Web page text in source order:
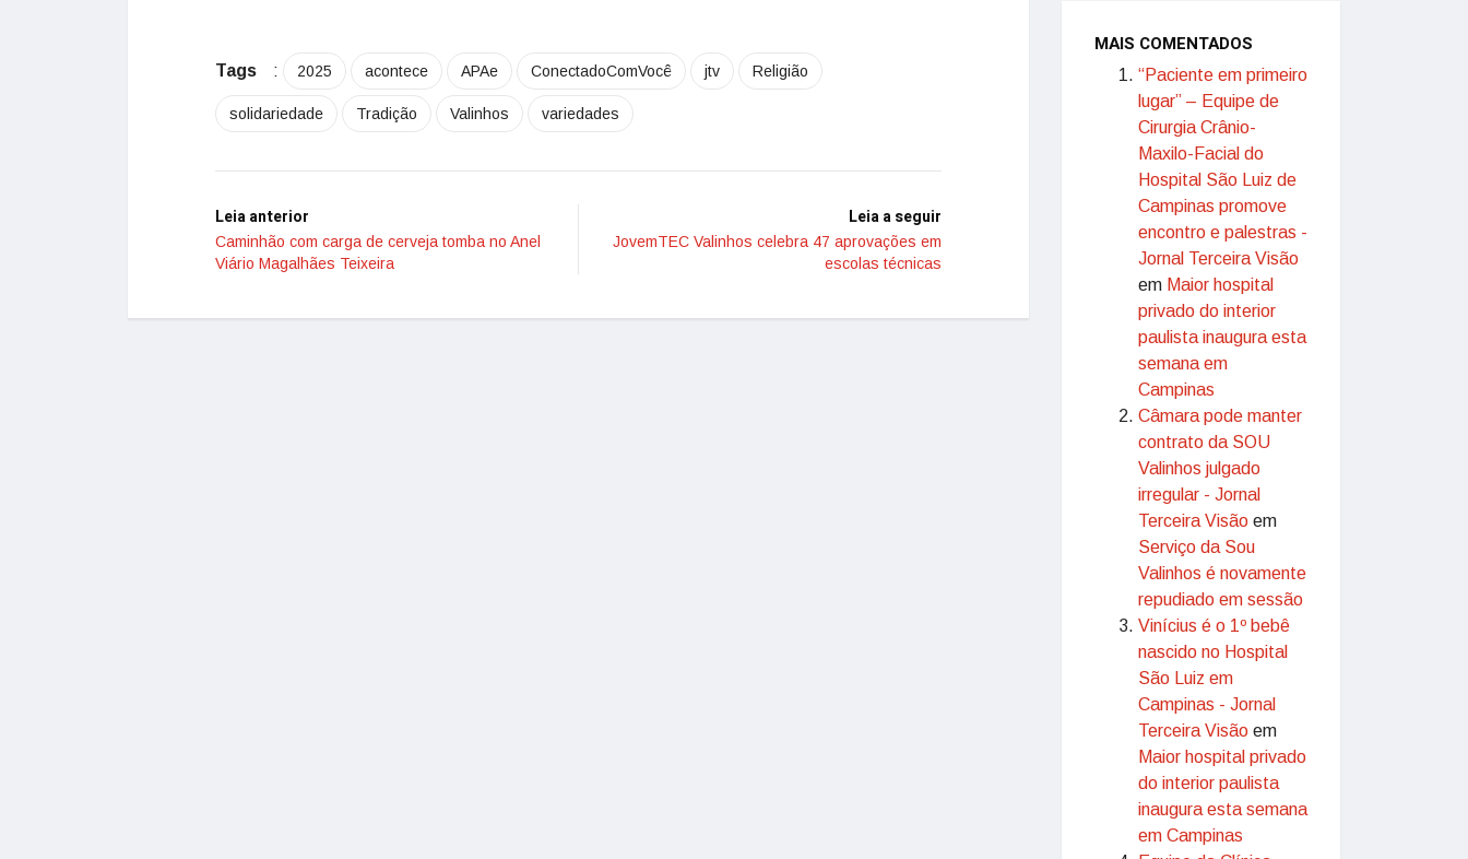
Tags : 2025 acontece APAe ConectadoComVocê jtv Religião
solidariedade Tradição Valinhos variedades
Leia anterior
Caminhão com carga de cerveja tomba no Anel
Viário Magalhães Teixeira
Leia a seguir
JovemTEC Valinhos celebra 47 aprovações em
escolas técnicas
MAIS COMENTADOS
“Paciente em primeiro
lugar” – Equipe de
Cirurgia Crânio-
Maxilo-Facial do
Hospital São Luiz de
Campinas promove
encontro e palestras -
Jornal Terceira Visão
em Maior hospital
privado do interior
paulista inaugura esta
semana em
Campinas
Câmara pode manter
contrato da SOU
Valinhos julgado
irregular - Jornal
Terceira Visão em
Serviço da Sou
Valinhos é novamente
repudiado em sessão
Vinícius é o 1º bebê
nascido no Hospital
São Luiz em
Campinas - Jornal
Terceira Visão em
Maior hospital privado
do interior paulista
inaugura esta semana
em Campinas